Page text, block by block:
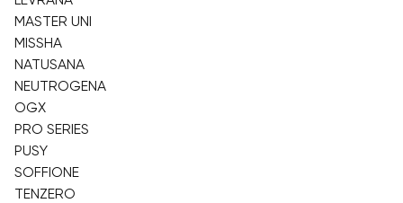
MASTER UNI
MISSHA
NATUSANA
NEUTROGENA
OGX
PRO SERIES
PUSY
SOFFIONE
TENZERO